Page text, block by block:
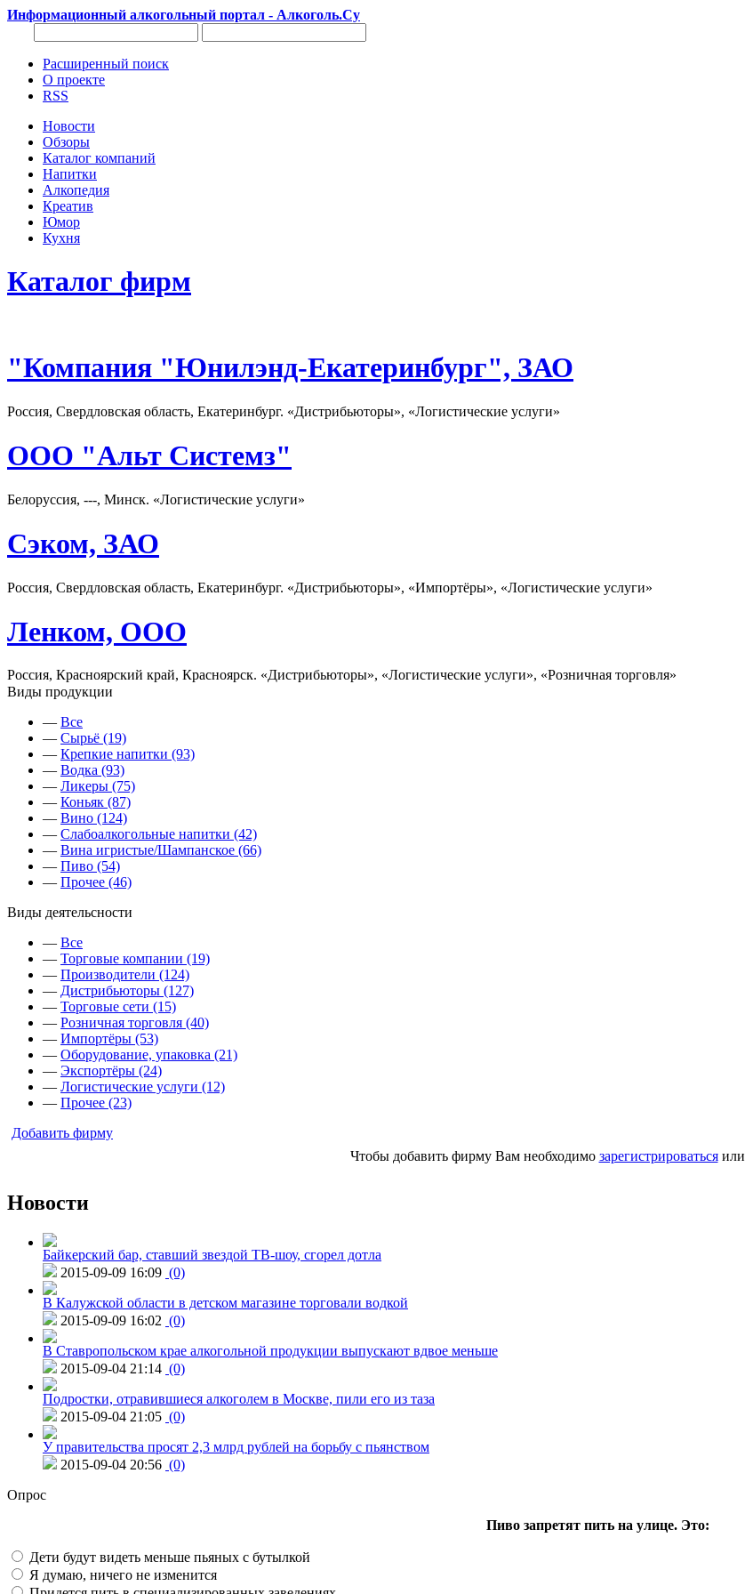
Информационный алкогольный портал - Алкоголь.Су
Расширенный поиск
О проекте
RSS
Новости
Обзоры
Каталог компаний
Напитки
Алкопедия
Креатив
Юмор
Кухня
Каталог фирм
"Компания "Юнилэнд-Екатеринбург", ЗАО
Россия, Свердловская область, Екатеринбург. «Дистрибьюторы», «Логистические услуги»
ООО "Альт Системз"
Белоруссия, ---, Минск. «Логистические услуги»
Сэком, ЗАО
Россия, Свердловская область, Екатеринбург. «Дистрибьюторы», «Импортёры», «Логистические услуги»
Ленком, ООО
Россия, Красноярский край, Красноярск. «Дистрибьюторы», «Логистические услуги», «Розничная торговля»
Виды продукции
— Все
— Сырьё (19)
— Крепкие напитки (93)
— Водка (93)
— Ликеры (75)
— Коньяк (87)
— Вино (124)
— Слабоалкогольные напитки (42)
— Вина игристые/Шампанское (66)
— Пиво (54)
— Прочее (46)
Виды деятельсности
— Все
— Торговые компании (19)
— Производители (124)
— Дистрибьюторы (127)
— Торговые сети (15)
— Розничная торговля (40)
— Импортёры (53)
— Оборудование, упаковка (21)
— Экспортёры (24)
— Логистические услуги (12)
— Прочее (23)
Добавить фирму
Чтобы добавить фирму Вам необходимо зарегистрироватьсяили
Новости
Байкерский бар, ставший звездой ТВ-шоу, сгорел дотла
2015-09-09 16:09 (0)
В Калужской области в детском магазине торговали водкой
2015-09-09 16:02 (0)
В Ставропольском крае алкогольной продукции выпускают вдвое меньше
2015-09-04 21:14 (0)
Подростки, отравившиеся алкоголем в Москве, пили его из таза
2015-09-04 21:05 (0)
У правительства просят 2,3 млрд рублей на борьбу с пьянством
2015-09-04 20:56 (0)
Опрос
Пиво запретят пить на улице. Это:
Дети будут видеть меньше пьяных с бутылкой
Я думаю, ничего не изменится